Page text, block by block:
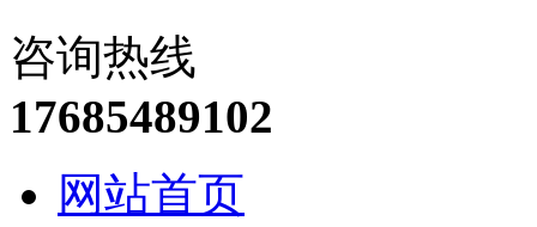
咨询热线
17685489102
网站首页